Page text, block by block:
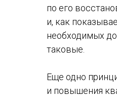
по его
и, как
необходимых
таковые.
Еще одно
и повышения